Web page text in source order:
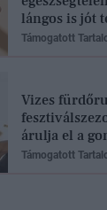
lángos is jót
Támogatott
Vizes
árulja el a
Támogatott